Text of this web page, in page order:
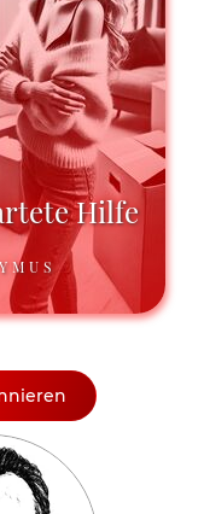
Hilfe